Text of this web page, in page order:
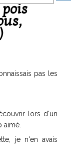
pas les
lors d'un
aimé.
je n'en avais